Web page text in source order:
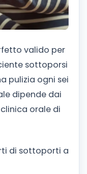
valido per
sottoporsi
pulizia ogni sei
dipende dai
orale di
di sottoporti a